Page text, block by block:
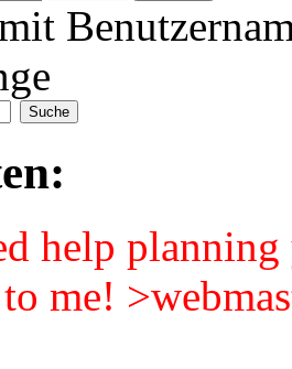
help
me!